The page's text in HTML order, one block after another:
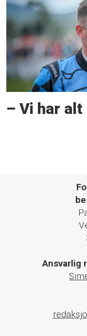
– Vi har alt
Ansvarlig